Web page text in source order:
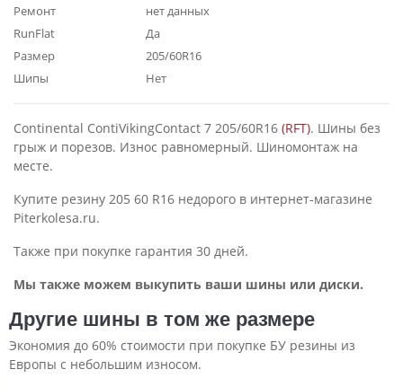
Ремонт
нет данных
RunFlat
Да
Размер
205/60R16
Шипы
Нет
Continental ContiVikingContact 7 205/60R16 (RFT). Шины без
грыж и порезов. Износ равномерный. Шиномонтаж на
месте.
Купите резину 205 60 R16 недорого в интернет-магазине
Piterkolesa.ru.
Также при покупке гарантия 30 дней.
Мы также можем выкупить ваши шины или диски.
Другие шины в том же размере
Экономия до 60% стоимости при покупке БУ резины из
Европы с небольшим износом.